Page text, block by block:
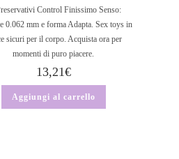
Control Finissimo Senso:
0.062 mm e forma Adapta. Sex toys in
sicuri per il corpo. Acquista ora per
momenti di puro piacere.
13,21€
Aggiungi al carrello